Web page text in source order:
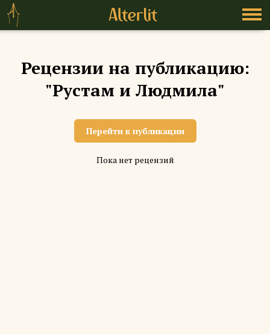
Рецензии на публикацию:
"Рустам и Людмила"
Перейти к публикации
Пока нет рецензий